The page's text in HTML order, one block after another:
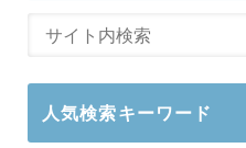
人気検索キーワード